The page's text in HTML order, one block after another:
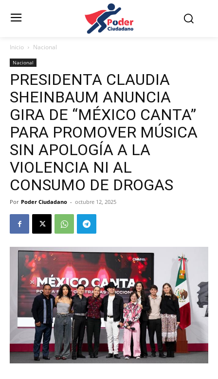
Inicio Nacional
Nacional
PRESIDENTA CLAUDIA
SHEINBAUM ANUNCIA
GIRA DE “MÉXICO CANTA”
PARA PROMOVER MÚSICA
SIN APOLOGÍA A LA
VIOLENCIA NI AL
CONSUMO DE DROGAS
Por Poder Ciudadano - octubre 12, 2025